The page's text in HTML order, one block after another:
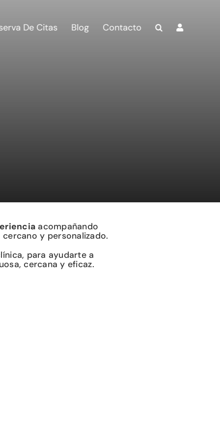
De Citas Blog Contacto
acompañando
y personalizado.
para ayudarte a
cercana y eficaz.